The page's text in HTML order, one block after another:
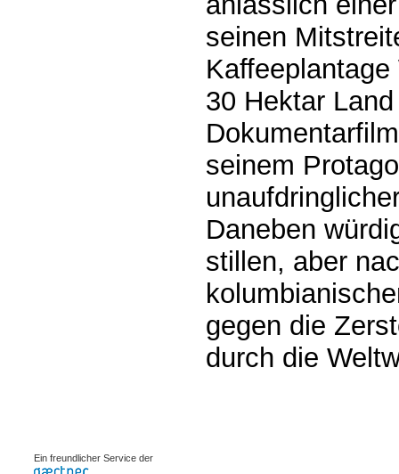
seinen
30 Hektar
seinem
Daneben
stillen, aber
gegen die
durch die
Ein freundlicher Service der